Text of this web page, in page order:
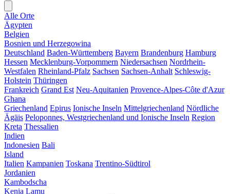
Alle Orte
Ägypten
Belgien
Bosnien und Herzegowina
Deutschland Baden-Württemberg Bayern Brandenburg Hamburg
Hessen Mecklenburg-Vorpommern Niedersachsen Nordrhein-
Westfalen Rheinland-Pfalz Sachsen Sachsen-Anhalt Schleswig-
Holstein Thüringen
Frankreich Grand Est Neu-Aquitanien Provence-Alpes-Côte d'Azur
Ghana
Griechenland Epirus Ionische Inseln Mittelgriechenland Nördliche
Ägäis Peloponnes, Westgriechenland und Ionische Inseln Region
Kreta Thessalien
Indien
Indonesien Bali
Island
Italien Kampanien Toskana Trentino-Südtirol
Jordanien
Kambodscha
Kenia Lamu